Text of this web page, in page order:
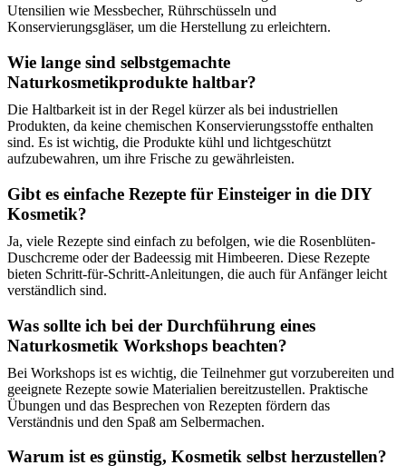
Utensilien wie Messbecher, Rührschüsseln und
Konservierungsgläser, um die Herstellung zu erleichtern.
Wie lange sind selbstgemachte
Naturkosmetikprodukte haltbar?
Die Haltbarkeit ist in der Regel kürzer als bei industriellen
Produkten, da keine chemischen Konservierungsstoffe enthalten
sind. Es ist wichtig, die Produkte kühl und lichtgeschützt
aufzubewahren, um ihre Frische zu gewährleisten.
Gibt es einfache Rezepte für Einsteiger in die DIY
Kosmetik?
Ja, viele Rezepte sind einfach zu befolgen, wie die Rosenblüten-
Duschcreme oder der Badeessig mit Himbeeren. Diese Rezepte
bieten Schritt-für-Schritt-Anleitungen, die auch für Anfänger leicht
verständlich sind.
Was sollte ich bei der Durchführung eines
Naturkosmetik Workshops beachten?
Bei Workshops ist es wichtig, die Teilnehmer gut vorzubereiten und
geeignete Rezepte sowie Materialien bereitzustellen. Praktische
Übungen und das Besprechen von Rezepten fördern das
Verständnis und den Spaß am Selbermachen.
Warum ist es günstig, Kosmetik selbst herzustellen?